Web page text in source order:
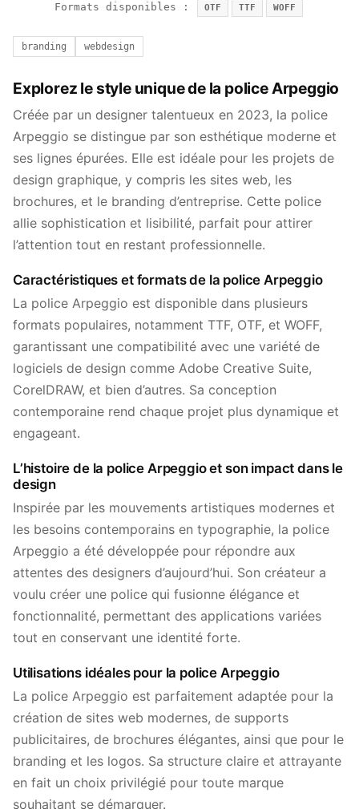
Formats disponibles : OTF TTF WOFF
branding webdesign
Explorez le style unique de la police Arpeggio
Créée par un designer talentueux en 2023, la police
Arpeggio se distingue par son esthétique moderne et
ses lignes épurées. Elle est idéale pour les projets de
design graphique, y compris les sites web, les
brochures, et le branding d’entreprise. Cette police
allie sophistication et lisibilité, parfait pour attirer
l’attention tout en restant professionnelle.
Caractéristiques et formats de la police Arpeggio
La police Arpeggio est disponible dans plusieurs
formats populaires, notamment TTF, OTF, et WOFF,
garantissant une compatibilité avec une variété de
logiciels de design comme Adobe Creative Suite,
CorelDRAW, et bien d’autres. Sa conception
contemporaine rend chaque projet plus dynamique et
engageant.
L’histoire de la police Arpeggio et son impact dans le
design
Inspirée par les mouvements artistiques modernes et
les besoins contemporains en typographie, la police
Arpeggio a été développée pour répondre aux
attentes des designers d’aujourd’hui. Son créateur a
voulu créer une police qui fusionne élégance et
fonctionnalité, permettant des applications variées
tout en conservant une identité forte.
Utilisations idéales pour la police Arpeggio
La police Arpeggio est parfaitement adaptée pour la
création de sites web modernes, de supports
publicitaires, de brochures élégantes, ainsi que pour le
branding et les logos. Sa structure claire et attrayante
en fait un choix privilégié pour toute marque
souhaitant se démarquer.